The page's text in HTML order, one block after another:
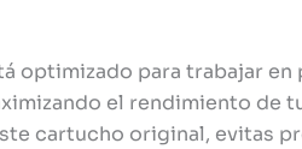
optimizado para trabajar en
el rendimiento de
cartucho original, evitas